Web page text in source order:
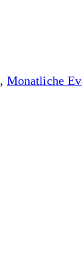
, Monatliche